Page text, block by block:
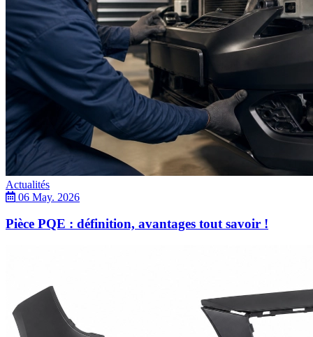
Actualités
06 May. 2026
Pièce PQE : définition, avantages tout savoir !